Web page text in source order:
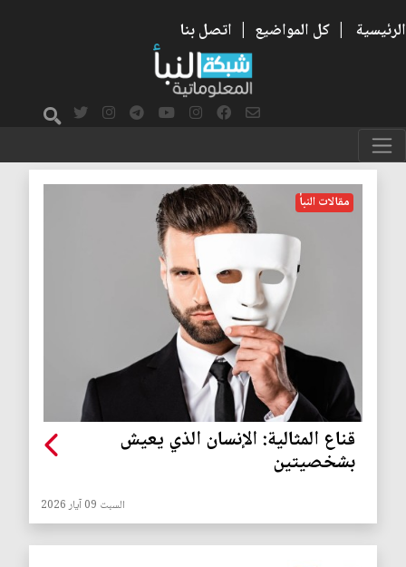
الرئيسية | كل المواضيع | اتصل بنا
تطوير الذات
مقالات النبأ
قناع المثالية: الإنسان الذي يعيش
بشخصيتين
السبت 09 آيار 2026